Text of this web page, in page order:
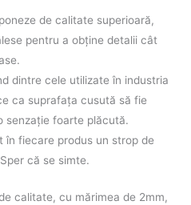
de calitate superioară,
pentru a obţine detalii cât
dintre cele utilizate în industria
ca suprafaţa cusută să fie
senzaţie foarte plăcută.
în fiecare produs un strop de
că se simte.
calitate, cu mărimea de 2mm,